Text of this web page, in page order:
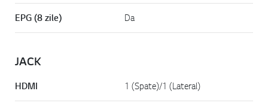
EPG (8 zile) Da
JACK
HDMI 1 (Spate)/1 (Lateral)